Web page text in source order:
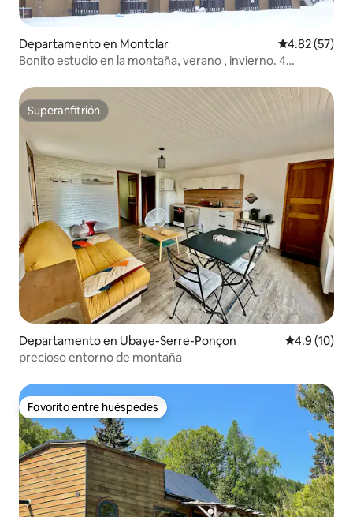
Departamento en Montclar Calificación
4.82 (57)
Bonito estudio en la montaña, verano , invierno. 4
Superanfitrión
Superanfitrión
Departamento en Ubaye-Serre-Ponçon Calificación
4.9 (10)
precioso entorno de montaña
Favorito entre huéspedes
Favorito entre huéspedes